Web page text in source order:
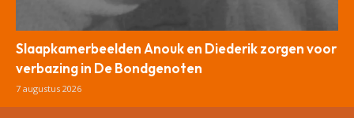
Slaapkamerbeelden Anouk en Diederik zorgen voor
verbazing in De Bondgenoten
7 augustus 2026